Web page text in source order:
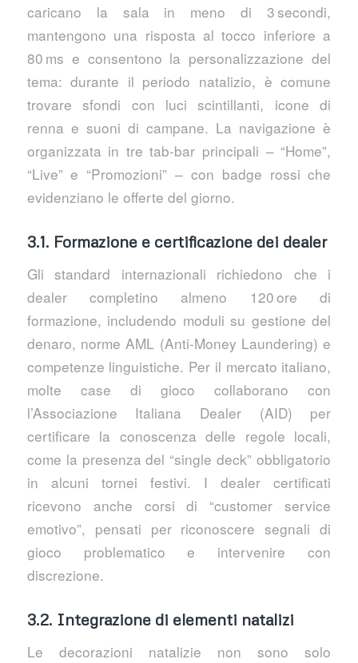
caricano la sala in meno di 3 secondi,
mantengono una risposta al tocco inferiore a
80 ms e consentono la personalizzazione del
tema: durante il periodo natalizio, è comune
trovare sfondi con luci scintillanti, icone di
renna e suoni di campane. La navigazione è
organizzata in tre tab‑bar principali – “Home”,
“Live” e “Promozioni” – con badge rossi che
evidenziano le offerte del giorno.
3.1. Formazione e certificazione dei dealer
Gli standard internazionali richiedono che i
dealer completino almeno 120 ore di
formazione, includendo moduli su gestione del
denaro, norme AML (Anti‑Money Laundering) e
competenze linguistiche. Per il mercato italiano,
molte case di gioco collaborano con
l’Associazione Italiana Dealer (AID) per
certificare la conoscenza delle regole locali,
come la presenza del “single deck” obbligatorio
in alcuni tornei festivi. I dealer certificati
ricevono anche corsi di “customer service
emotivo”, pensati per riconoscere segnali di
gioco problematico e intervenire con
discrezione.
3.2. Integrazione di elementi natalizi
Le decorazioni natalizie non sono solo